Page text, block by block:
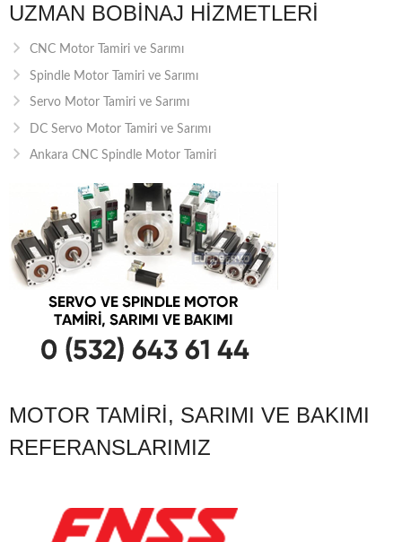
UZMAN BOBINAJ HIZMETLERI
CNC Motor Tamiri ve Sarımı
Spindle Motor Tamiri ve Sarımı
Servo Motor Tamiri ve Sarımı
DC Servo Motor Tamiri ve Sarımı
Ankara CNC Spindle Motor Tamiri
MOTOR TAMIRI, SARIMI VE BAKIMI
REFERANSLARIMIZ